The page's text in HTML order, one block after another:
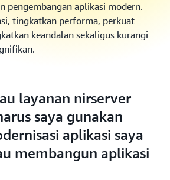
pengembangan aplikasi modern.
tingkatkan performa, perkuat
keandalan sekaligus kurangi
layanan nirserver
saya gunakan
aplikasi saya
membangun aplikasi